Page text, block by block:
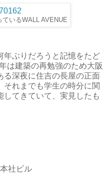
いるWALL AVENUE
年ぶりだろうと記憶をたど
は建築の再勉強のため大阪
る深夜に住吉の長屋の正面
それまでも学生の時分に関
てきていて、実見したも
社ビル